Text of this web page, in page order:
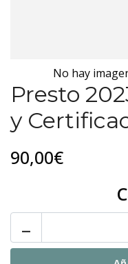
No hay
Presto
y
90,00€
-